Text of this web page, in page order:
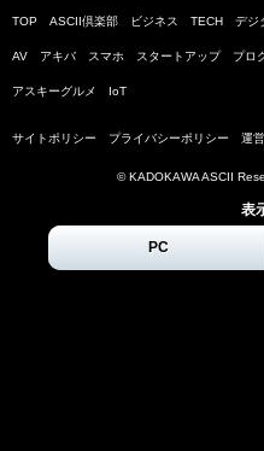
TOP ASCII倶楽部 ビジネス TECH デジ
AV アキバ スマホ スタートアップ プロ
アスキーグルメ IoT
サイトポリシー プライバシーポリシー 運
© KADOKAWA ASCII
表
PC